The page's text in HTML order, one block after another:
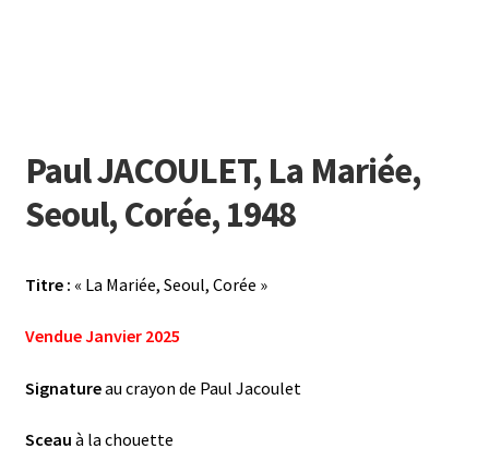
Paul JACOULET, La Mariée,
Seoul, Corée, 1948
Titre : « La Mariée, Seoul, Corée »
Vendue Janvier 2025
Signatureau crayon de Paul Jacoulet
Sceau à la chouette